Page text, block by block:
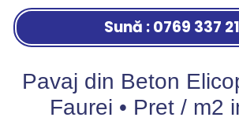
Sună : 0769 337
Pavaj din Beton
Faurei • Pret / m2